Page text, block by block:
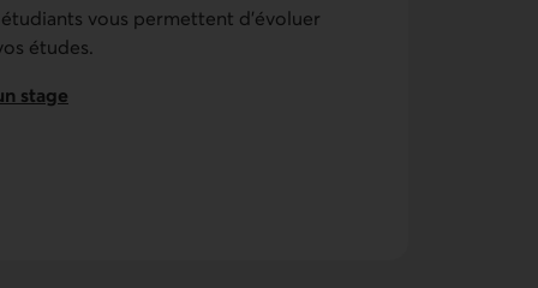
vous permettent d’évoluer
études.
stage